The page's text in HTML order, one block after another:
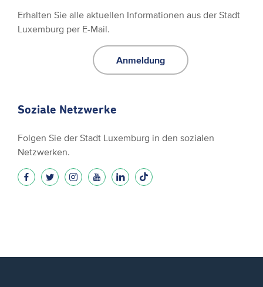
Erhalten Sie alle aktuellen Informationen aus der Stadt
Luxemburg per E-Mail.
Anmeldung
Soziale Netzwerke
Folgen Sie der Stadt Luxemburg in den sozialen
Netzwerken.